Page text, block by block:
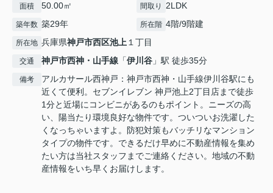
面積 50.00㎡ 間取り 2LDK
築年数 築29年 所在階 4階/9階建
所在地 兵庫県神戸市西区池上 １丁目
交通 神戸市西神・山手線 「伊川谷 」駅 徒歩35分
備考
アルカサール西神戸：神戸市西神・山手線伊川谷駅にも
近くて便利。セブンイレブン 神戸池上2丁目店まで徒歩
1分と近場にコンビニがあるのもポイント。ニーズの高
い、陽当たり環境良好な物件です。ついついお洗濯した
くなっちゃいますよ。防犯対策もバッチリなマンション
タイプの物件です。できるだけ早めに不動産情報を集め
たい方は当社スタッフまでご連絡ください。地域の不動
産情報をいち早くお届けします。